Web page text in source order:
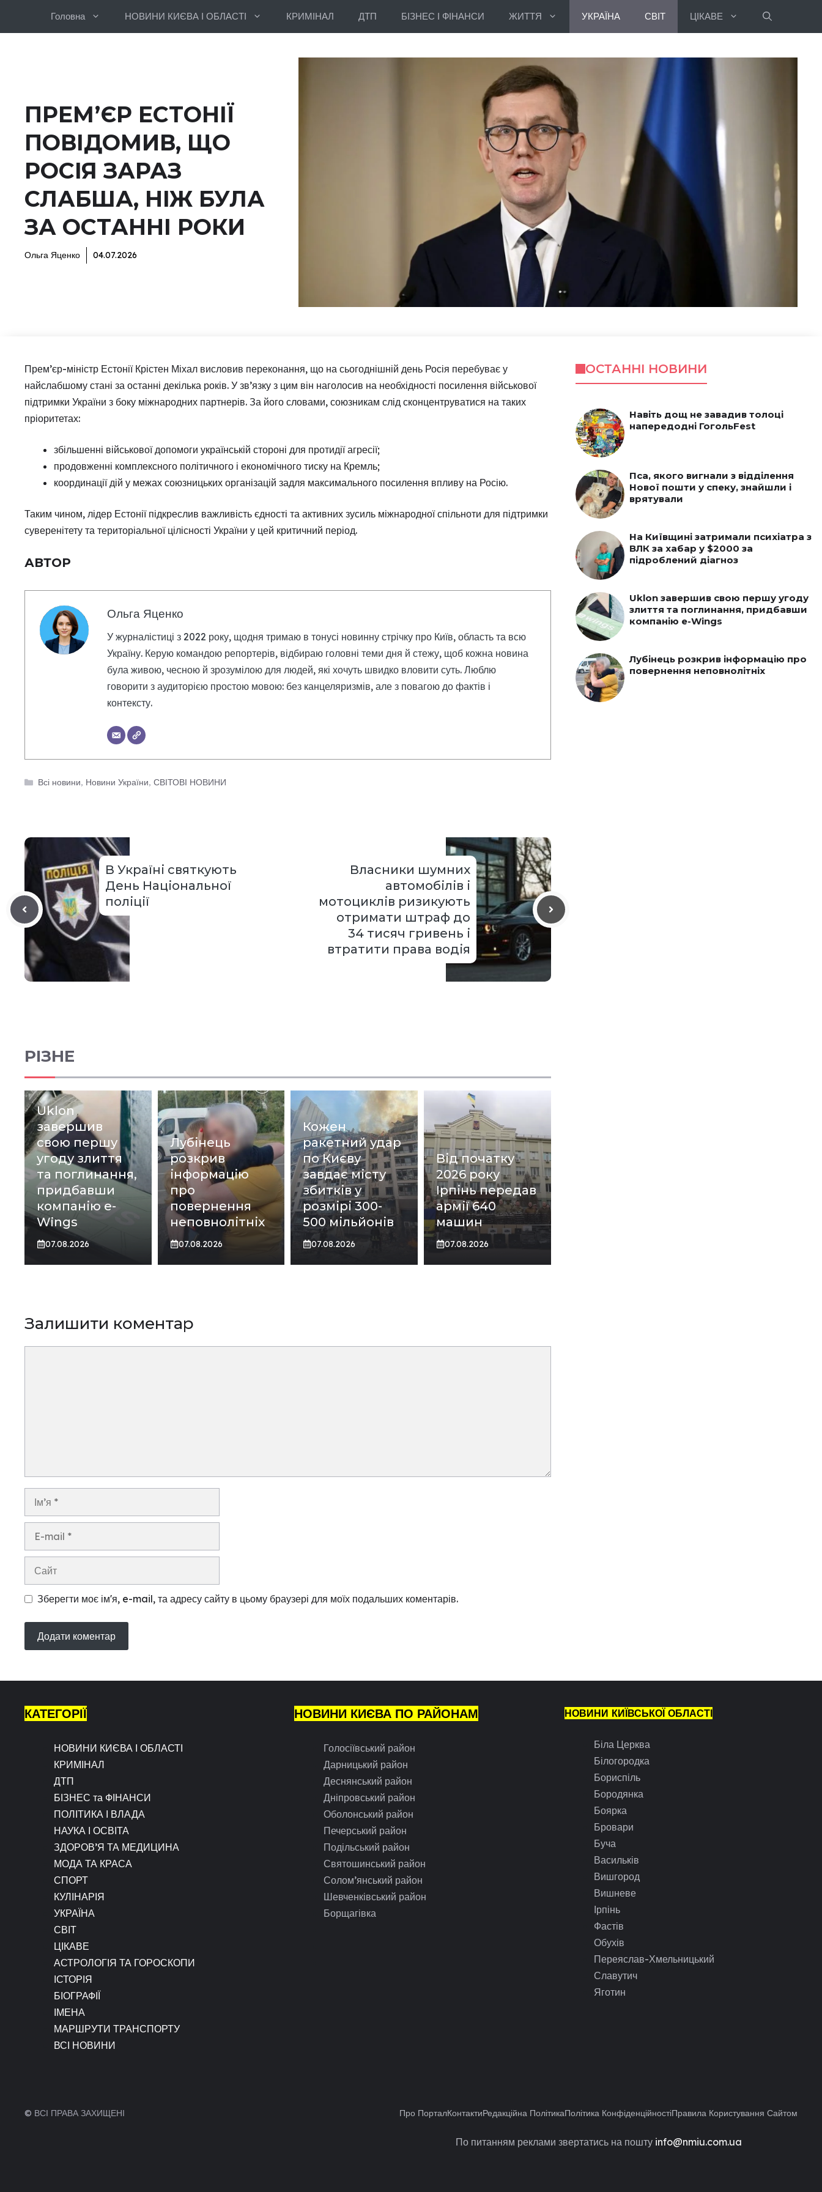
Головна НОВИНИ КИЄВА І ОБЛАСТІ КРИМІНАЛ ДТП БІЗНЕС І ФІНАНСИ ЖИТТЯ УКРАЇНА СВІТ ЦІКАВЕ
ПРЕМʼЄР ЕСТОНІЇ
ПОВІДОМИВ, ЩО
РОСІЯ ЗАРАЗ
СЛАБША, НІЖ БУЛА
ЗА ОСТАННІ РОКИ
Ольга Яценко 04.07.2026
Прем’єр-міністр Естонії Крістен Міхал висловив переконання, що на сьогоднішній день Росія перебуває у
найслабшому стані за останні декілька років. У зв’язку з цим він наголосив на необхідності посилення військової
підтримки України з боку міжнародних партнерів. За його словами, союзникам слід сконцентруватися на таких
пріоритетах:
збільшенні військової допомоги українській стороні для протидії агресії;
продовженні комплексного політичного і економічного тиску на Кремль;
координації дій у межах союзницьких організацій задля максимального посилення впливу на Росію.
Таким чином, лідер Естонії підкреслив важливість єдності та активних зусиль міжнародної спільноти для підтримки
суверенітету та територіальної цілісності України у цей критичний період.
АВТОР
Ольга Яценко
У журналістиці з 2022 року, щодня тримаю в тонусі новинну стрічку про Київ, область та всю
Україну. Керую командою репортерів, відбираю головні теми дня й стежу, щоб кожна новина
була живою, чесною й зрозумілою для людей, які хочуть швидко вловити суть. Люблю
говорити з аудиторією простою мовою: без канцеляризмів, але з повагою до фактів і
контексту.
Категорії
Всі новини, Новини України, СВІТОВІ НОВИНИ
В Україні святкують
День Національної
поліції
Власники шумних
автомобілів і
мотоциклів ризикують
отримати штраф до
34 тисяч гривень і
втратити права водія
РІЗНЕ
Uklon
завершив
свою першу
угоду злиття
та поглинання,
придбавши
компанію e-
Wings
07.08.2026
Лубінець
розкрив
інформацію
про
повернення
неповнолітніх
07.08.2026
Кожен
ракетний удар
по Києву
завдає місту
збитків у
розмірі 300-
500 мільйонів
07.08.2026
Від початку
2026 року
Ірпінь передав
армії 640
машин
07.08.2026
Залишити коментар
Зберегти моє ім'я, e-mail, та адресу сайту в цьому браузері для моїх подальших коментарів.
ОСТАННІ НОВИНИ
Навіть дощ не завадив толоці
напередодні ГогольFest
Пса, якого вигнали з відділення
Нової пошти у спеку, знайшли і
врятували
На Київщині затримали психіатра з
ВЛК за хабар у $2000 за
підроблений діагноз
Uklon завершив свою першу угоду
злиття та поглинання, придбавши
компанію e-Wings
Лубінець розкрив інформацію про
повернення неповнолітніх
КАТЕГОРІЇ
НОВИНИ КИЄВА І ОБЛАСТІ
КРИМІНАЛ
ДТП
БІЗНЕС та ФІНАНСИ
ПОЛІТИКА І ВЛАДА
НАУКА І ОСВІТА
ЗДОРОВ’Я ТА МЕДИЦИНА
МОДА ТА КРАСА
СПОРТ
КУЛІНАРІЯ
УКРАЇНА
СВІТ
ЦІКАВЕ
АСТРОЛОГІЯ ТА ГОРОСКОПИ
ІСТОРІЯ
БІОГРАФІЇ
ІМЕНА
МАРШРУТИ ТРАНСПОРТУ
ВСІ НОВИНИ
НОВИНИ КИЄВА ПО РАЙОНАМ
Голосіївський район
Дарницький район
Деснянський район
Дніпровський район
Оболонський район
Печерський район
Подільський район
Святошинський район
Солом’янський район
Шевченківський район
Борщагівка
НОВИНИ КИЇВСЬКОЇ ОБЛАСТІ
Біла Церква
Білогородка
Бориспіль
Бородянка
Боярка
Бровари
Буча
Васильків
Вишгород
Вишневе
Ірпінь
Фастів
Обухів
Переяслав-Хмельницький
Славутич
Яготин
© ВСІ ПРАВА ЗАХИЩЕНІ Про ПорталКонтактиРедакційна ПолітикаПолітика КонфіденційностіПравила Користування Сайтом
По питанням реклами звертатись на пошту info@nmiu.com.ua